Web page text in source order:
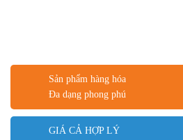
Sản phẩm hàng hóa
Đa dạng phong phú
GIÁ CẢ HỢP LÝ